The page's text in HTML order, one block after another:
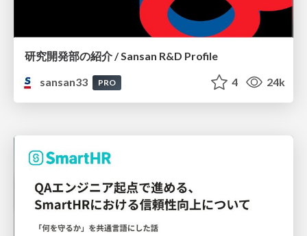
研究開発部の紹介 / Sansan R&D Profile
sansan33
PRO 4 24k